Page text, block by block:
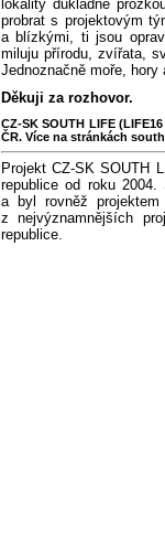
lokality důkladně
probrat s projektovým
a blízkými, ti jsou
miluju přírodu, zvířata,
Jednoznačně moře,
Děkuji za rozhovor.
CZ-SK SOUTH LIFE
ČR. Více na stránkách
Projekt CZ-SK SOUTH
republice od roku
a byl rovněž
z nejvýznamnějších
republice.